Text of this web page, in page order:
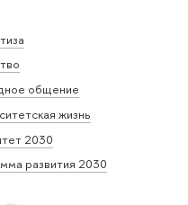
общение
жизнь
2030
развития 2030